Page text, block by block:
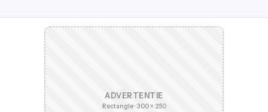
ADVERTENTIE
Rectangle · 300 × 250